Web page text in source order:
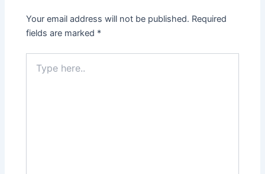
Your email address will not be published. Required
fields are marked *
here..